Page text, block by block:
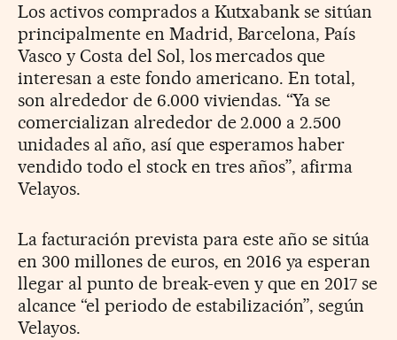
Los activos comprados a Kutxabank se sitúan
principalmente en Madrid, Barcelona, País
Vasco y Costa del Sol, los mercados que
interesan a este fondo americano. En total,
son alrededor de 6.000 viviendas. “Ya se
comercializan alrededor de 2.000 a 2.500
unidades al año, así que esperamos haber
vendido todo el stock en tres años”, afirma
Velayos.
La facturación prevista para este año se sitúa
en 300 millones de euros, en 2016 ya esperan
llegar al punto de break-even y que en 2017 se
alcance “el periodo de estabilización”, según
Velayos.